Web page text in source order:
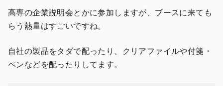
高専の企業説明会とかに参加しますが、ブースに来ても
らう熱量はすごいですね。
自社の製品をタダで配ったり、クリアファイルや付箋・
ペンなどを配ったりしてます。